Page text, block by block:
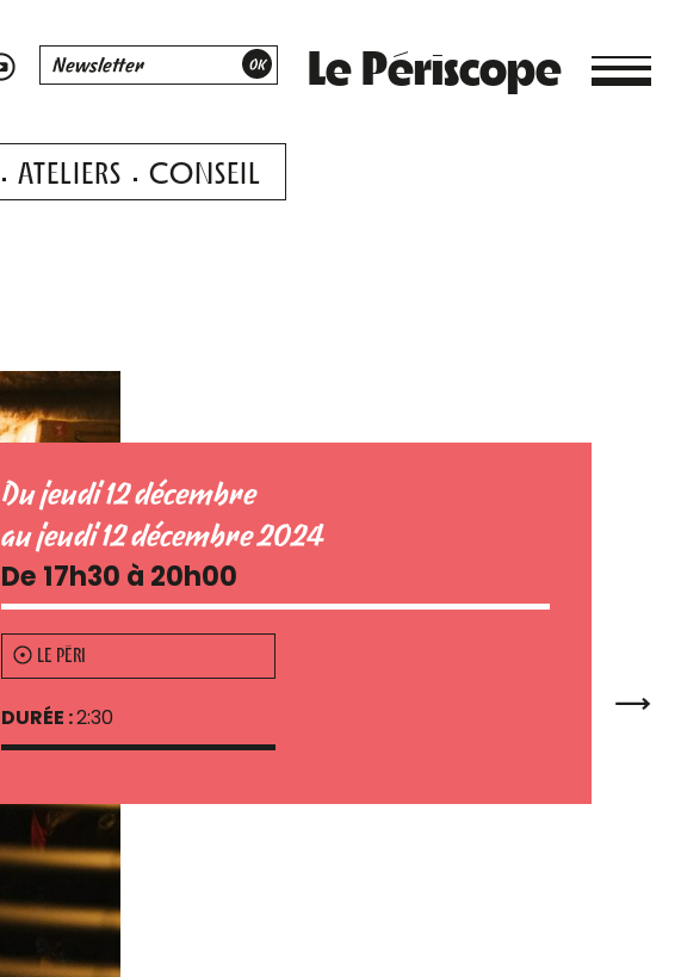
Le Périscope
ATELIERS CONSEIL
Du jeudi 12 décembre
au jeudi 12 décembre 2024
De 17h30 à 20h00
LE PÉRI
DURÉE :2:30